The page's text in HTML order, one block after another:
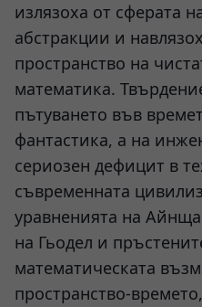
излязоха от сферата
абстракции и
пространство на
математика.
пътуването във
фантастика, а на
сериозен дефицит в
съвременната
уравненията на
на Гьодел и
математическата
пространство-